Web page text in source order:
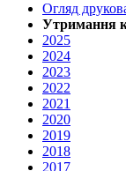
Огляд
Утримання
2025
2024
2023
2022
2021
2020
2019
2018
2017